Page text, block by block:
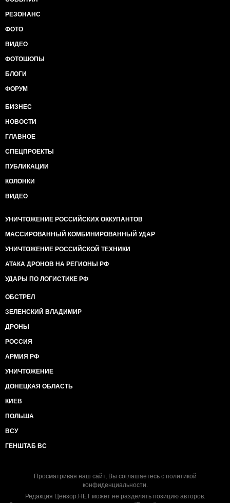
РЕЗОНАНС
ФОТО
ВИДЕО
ФОТОШОПЫ
БЛОГИ
ФОРУМ
БИЗНЕС
НОВОСТИ
ГЛАВНОЕ
СПЕЦПРОЕКТЫ
ПУБЛИКАЦИИ
КОЛОНКИ
ВИДЕО
УНИЧТОЖЕНИЕ РОССИЙСКИХ ОККУПАНТОВ
МАССИРОВАННЫЙ КОМБИНИРОВАННЫЙ УДАР
УНИЧТОЖЕНИЕ РОССИЙСКОЙ ТЕХНИКИ
АТАКА ДРОНОВ НА РЕГИОНЫ РФ
УДАРЫ ПО ЛОГИСТИКЕ РФ
ОБСТРЕЛ
ЗЕЛЕНСКИЙ ВЛАДИМИР
ДРОНЫ
РОССИЯ
АРМИЯ РФ
УНИЧТОЖЕНИЕ
ДОНЕЦКАЯ ОБЛАСТЬ
КИЕВ
ПОЛЬША
ВСУ
ГЕНШТАБ ВС
Просматривая наш сайт, Вы соглашаетесь с политикой
конфиденциальности.
Редакция Цензор.НЕТ может не разделять позицию авторов.